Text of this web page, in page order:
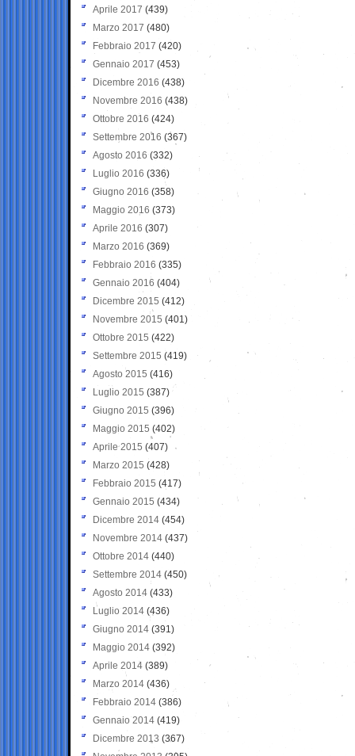
Aprile 2017 (439)
Marzo 2017 (480)
Febbraio 2017 (420)
Gennaio 2017 (453)
Dicembre 2016 (438)
Novembre 2016 (438)
Ottobre 2016 (424)
Settembre 2016 (367)
Agosto 2016 (332)
Luglio 2016 (336)
Giugno 2016 (358)
Maggio 2016 (373)
Aprile 2016 (307)
Marzo 2016 (369)
Febbraio 2016 (335)
Gennaio 2016 (404)
Dicembre 2015 (412)
Novembre 2015 (401)
Ottobre 2015 (422)
Settembre 2015 (419)
Agosto 2015 (416)
Luglio 2015 (387)
Giugno 2015 (396)
Maggio 2015 (402)
Aprile 2015 (407)
Marzo 2015 (428)
Febbraio 2015 (417)
Gennaio 2015 (434)
Dicembre 2014 (454)
Novembre 2014 (437)
Ottobre 2014 (440)
Settembre 2014 (450)
Agosto 2014 (433)
Luglio 2014 (436)
Giugno 2014 (391)
Maggio 2014 (392)
Aprile 2014 (389)
Marzo 2014 (436)
Febbraio 2014 (386)
Gennaio 2014 (419)
Dicembre 2013 (367)